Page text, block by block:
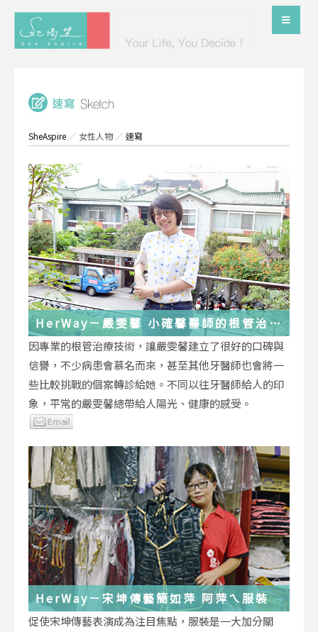
SheAspire ／ 女性人物／速寫
HerWay－嚴雯馨 小確馨醫師的根管治療
小確幸
因專業的根管治療技術，讓嚴雯馨建立了很好的口碑與
信譽，不少病患會慕名而來，甚至其他牙醫師也會將一
些比較挑戰的個案轉診給她。不同以往牙醫師給人的印
象，平常的嚴雯馨總帶給人陽光、健康的感受。
HerWay－宋坤傳藝簡如萍 阿萍ㄟ服裝
促使宋坤傳藝表演成為注目焦點，服裝是一大加分關